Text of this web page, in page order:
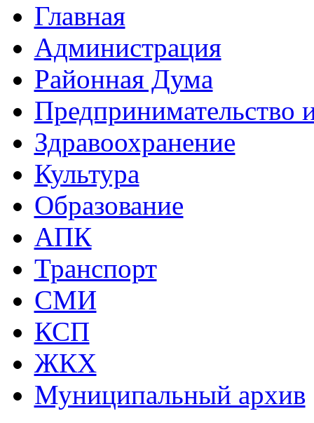
Главная
Администрация
Районная Дума
Предпринимательство
Здравоохранение
Культура
Образование
АПК
Транспорт
СМИ
КСП
ЖКХ
Муниципальный архив